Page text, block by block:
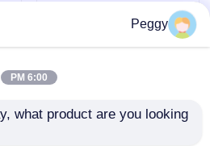
بت التوجيه المستقيم
Peggy
6:00 PM
what product are you looking